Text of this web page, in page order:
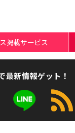
掲載サービス
最新情報ゲット！